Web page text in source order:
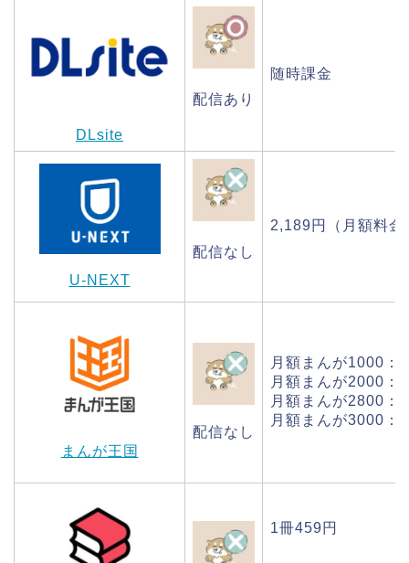
DLsite
配信あり
随時課金
U-NEXT
配信なし
2,189円（月額料金
まんが王国
配信なし
月額まんが1000：
月額まんが2000：
月額まんが2800：
月額まんが3000：
1冊459円